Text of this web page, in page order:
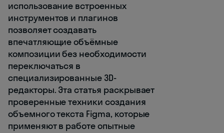
использование встроенных
инструментов и плагинов
позволяет создавать
впечатляющие объёмные
композиции без необходимости
переключаться в
специализированные 3D-
редакторы. Эта статья раскрывает
проверенные техники создания
объемного текста Figma, которые
применяют в работе опытные